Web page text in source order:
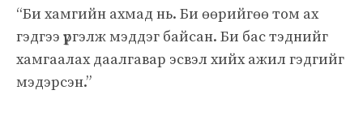
“Би хамгийн ахмад нь. Би өөрийгөө том ах
гэдгээ үргэлж мэддэг байсан. Би бас тэднийг
хамгаалах даалгавар эсвэл хийх ажил гэдгийг
мэдэрсэн.”